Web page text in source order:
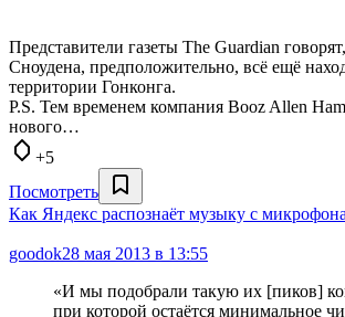
Представители газеты The Guardian
Сноудена, предположительно, всё ещё
территории Гонконга.
P.S. Тем временем компания Booz Allen
нового…
+5
Посмотреть
Как Яндекс распознаёт музыку с микрофона
goodok28 мая 2013 в 13:55
«И мы подобрали такую их [пиков]
при которой остаётся минимальное